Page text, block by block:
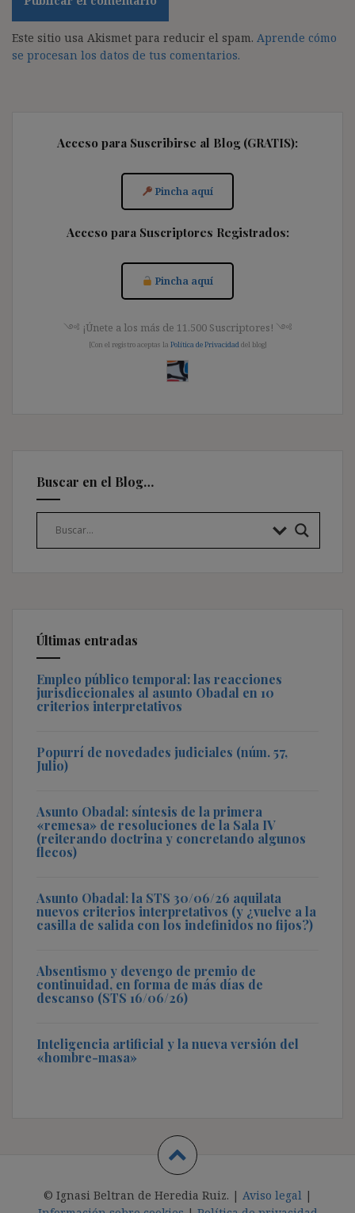
Este sitio usa Akismet para reducir el spam. Aprende cómo
se procesan los datos de tus comentarios.
Acceso para Suscribirse al Blog (GRATIS):
Pincha aquí
Acceso para Suscriptores Registrados:
Pincha aquí
༺ ¡Únete a los más de 11.500 Suscriptores! ༺
[Con el registro aceptas la Política de Privacidad del blog]
Buscar en el Blog…
Últimas entradas
Empleo público temporal: las reacciones
jurisdiccionales al asunto Obadal en 10
criterios interpretativos
Popurrí de novedades judiciales (núm. 57,
Julio)
Asunto Obadal: síntesis de la primera
«remesa» de resoluciones de la Sala IV
(reiterando doctrina y concretando algunos
flecos)
Asunto Obadal: la STS 30/06/26 aquilata
nuevos criterios interpretativos (y ¿vuelve a la
casilla de salida con los indefinidos no fijos?)
Absentismo y devengo de premio de
continuidad, en forma de más días de
descanso (STS 16/06/26)
Inteligencia artificial y la nueva versión del
«hombre-masa»
© Ignasi Beltran de Heredia Ruiz. | Aviso legal |